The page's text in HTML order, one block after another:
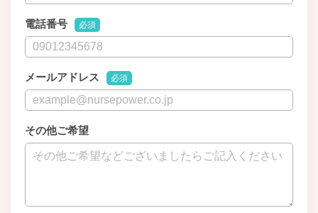
電話番号 必須
メールアドレス 必須
その他ご希望